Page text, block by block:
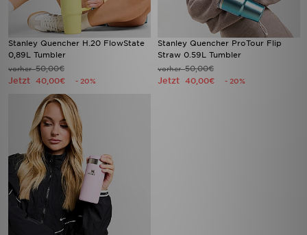
Stanley Quencher H.20 FlowState
0,89L Tumbler
vorher50,00€
Jetzt 40,00€ - 20%
Stanley Quencher ProTour Flip
Straw 0.59L Tumbler
vorher50,00€
Jetzt 40,00€ - 20%